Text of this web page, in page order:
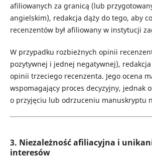
afiliowanych za granicą (lub
angielskim), redakcja dąży do tego, aby
recenzentów był afiliowany w instytucji
W przypadku rozbieżnych opinii
pozytywnej i jednej negatywnej),
opinii trzeciego recenzenta. Jego ocena
wspomagający proces decyzyjny, jednak
o przyjęciu lub odrzuceniu manuskryptu
3. Niezależność afiliacyjna i
interesów